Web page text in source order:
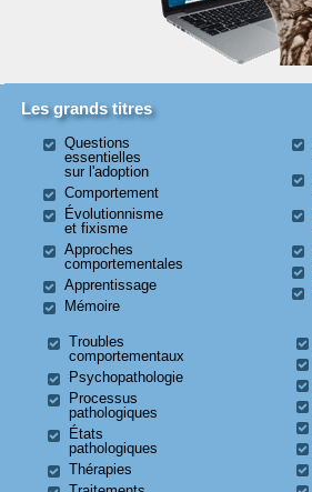
Les grands titres
Questions
essentielles
sur l'adoption
Comportement
Évolutionnisme
et fixisme
Approches
comportementales
Apprentissage
Mémoire
Troubles
comportementaux
Psychopathologie
Processus
pathologiques
États
pathologiques
Thérapies